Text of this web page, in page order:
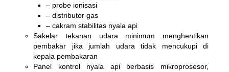
– probe ionisasi
– distributor gas
– cakram stabilitas nyala api
Sakelar tekanan udara minimum menghentikan
pembakar jika jumlah udara tidak mencukupi di
kepala pembakaran
Panel kontrol nyala api berbasis mikroprosesor,